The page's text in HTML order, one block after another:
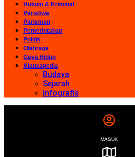
Hukum & Kriminal
Peristiwa
Parlemen
Pemerintahan
Politik
Olahraga
Gaya Hidup
Klausapedia
Budaya
Sejarah
Infografis
MASUK